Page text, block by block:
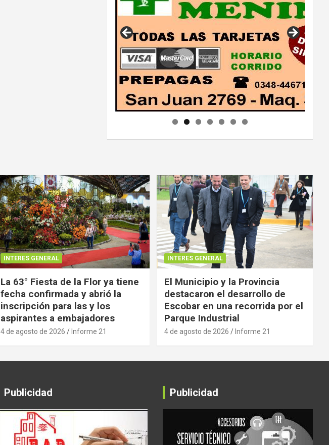
INTERES GENERAL
La 63° Fiesta de la Flor ya tiene
fecha confirmada y abrió la
inscripción para las y los
aspirantes a embajadores
4 de agosto de 2026 Informe 21
INTERES GENERAL
El Municipio y la Provincia
destacaron el desarrollo de
Escobar en una recorrida por el
Parque Industrial
4 de agosto de 2026 Informe 21
Publicidad Publicidad